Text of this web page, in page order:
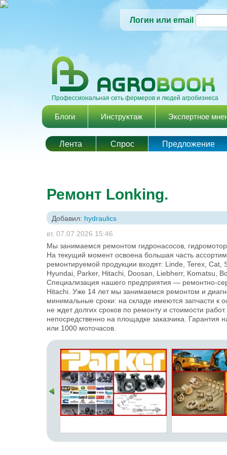
Логин или email
Профессиональная сеть фермеров и людей агробизнеса
Главное меню
Блоги Инструктаж Экспертное
Лента Спрос Предложение
Ремонт Lonking.
Добавил: hydraulics
вт, 07.07.2026 15:46
Мы занимаемся ремонтом гидронасосов,
На текущий момент освоена большая часть
ремонтируемой продукции входят: Linde, Terex,
Hyundai, Parker, Hitachi, Doosan, Liebherr, Komatsu,
Специализация нашего предприятия — ремонтно-
Hitachi. Уже 14 лет мы занимаемся ремонтом и
минимальные сроки: на складе имеются запчасти к
не ждет долгих сроков по ремонту и стоимости
непосредственно на площадке заказчика. Гарантия
или 1000 моточасов.